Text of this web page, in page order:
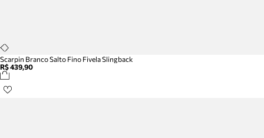
Scarpin Branco Salto Fino Fivela Slingback
R$ 439,90